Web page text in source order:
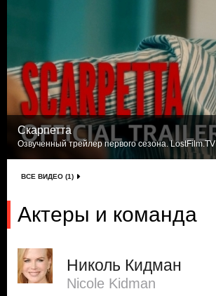
Скарпетта
Озвученный трейлер первого сезона. LostFilm.TV
ВСЕ ВИДЕО (1)
Актеры и команда
Николь Кидман
Nicole Kidman